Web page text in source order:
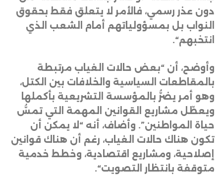
دون عذر رسمي، فالأمر لا يتعلق فقط بحقوق
النواب بل بمسؤولياتهم أمام الشعب الذي
انتخبهم“.
وأوضح، أن “بعض حالات الغياب مرتبطة
بالمقاطعات السياسية والخلافات بين الكتل،
وهو أمر يضرُّ بالمؤسسة التشريعية بأكملها
ويعطّل مشاريع القوانين المهمة التي تمسُّ
حياة المواطنين”. وأضاف، أنه “لا يمكن أن
تكون هناك حالات الغياب، رغم أن هناك قوانين
إصلاحية، ومشاريع اقتصادية، وخطط خدمية
متوقفة بانتظار التصويت“.